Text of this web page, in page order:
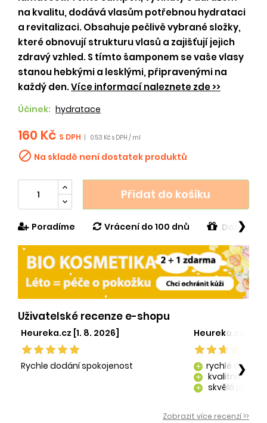
na kvalitu, dodává vlasům potřebnou hydrataci
a revitalizaci. Obsahuje pečlivě vybrané složky,
které obnovují strukturu vlasů a zajišťují jejich
zdravý vzhled. S tímto šamponem se vaše vlasy
stanou hebkými a lesklými, připravenými na
každý den.Více informací naleznete zde >>
Účinek: hydratace
160 Kč S DPH 0.53 Kč s DPH / ml
 Na skladě není dostatek produktů
Přidat do košíku
Poradíme Vrácení do 100 dnů Dárek v
❯
Uživatelské recenze e-shopu
Heureka.cz [1. 8. 2026]
Rychle dodání spokojenost
Heureka.cz [29.
add rychlé dodání
add kvalitně
add skvělá péče o
❯
Zobrazit více recenzí >>